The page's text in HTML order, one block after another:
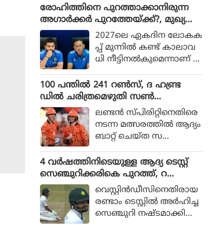
ചെയ്യുന്നതായി അജിങ്ക്യ ര
ഹാനെ. രാജ്യാന്തര ക്രിക്ക
റ്റിൽ നിന്ന് വിരമിച്ച ശേഷ
മുള്ള ആദ്യ പോഡ്
കാസ്റ്റിലാണ് താരത്തിന്റെ
പ്രതികരണം. മുതിർന്ന
താരങ്ങളുടെ അഭാവം ഇ
ന്ത്യയുടെ ടെസ്റ്റ് ക്രിക്കറ്റ് പ്ര
കടനത്തെ സാരമായി
ബാധിച്ചിട്ടുണ്ടെന്നും ര
ഹാനെ പറഞ്ഞു.
രോഹിത്തിനെ പുറത്താക്കാനിരുന്ന
അഗാർക്കർ പുറത്തേയ്ക്ക്?, മുഖ്യ
സെലക്ടറായി മുൻ ഇന്ത്യൻ താരം എ
ത്തുന്നു?
2027ലെ ഏകദിന ലോകക
പ്പ് മുന്നില്‍ കണ്ട് കാലാവ
ധി നീട്ടിനല്‍കുമെന്നാണ് പ്ര
അഗാര്‍ക്കര്‍ക്ക് പകര
ക്കാരനെ ബിസിസിഐ
ആലോചിക്കുന്നതായാണ്
പുറത്തുവരുന്ന വിവരങ്ങ
ള്‍.
100 പന്തിൽ 241 റൺസ്, ദ ഹണ്ട്ര
ഡിൽ ചരിത്രമെഴുതി സൺ
റൈസേഴ്സ് ലീഡ്സ്, ലണ്ടൻ
സ്പിരിറ്റിനെ തകർത്തത് 37 റൺസിന്
ലണ്ടന്‍ സ്പിരിറ്റിനെതിരെ
നടന്ന മത്സരത്തില്‍ ആദ്യം
ബാറ്റ് ചെയ്ത സ
വിക്കറ്റ് നഷ്ടത്തില്‍ 241 റ
ണ്‍സാണ് അടിച്ചെടുത്ത
ത്. മറുപടി ബാറ്റിങ്ങിനിറ
ങ്ങിയ ലണ്ടന്‍ സ്പിരിറ്റിന്
204 റണ്‍സെടുക്കാനെ ക
ഴിഞ്ഞുള്ളു.
4 വർഷത്തിനിടെയുള്ള ആദ്യ ടെസ്റ്റ്
സെഞ്ചുറിക്കരികെ പുറത്ത്, റ
ണ്ണൗട്ടിൽ നിരാശനായി മടങ്ങി ബാബർ
അസം
വെസ്റ്റിന്‍ഡീസിനെതിരായ
രണ്ടാം ടെസ്റ്റില്‍ അര്‍ഹിച്ച
സെഞ്ചുറി നഷ്ടമാക്കി